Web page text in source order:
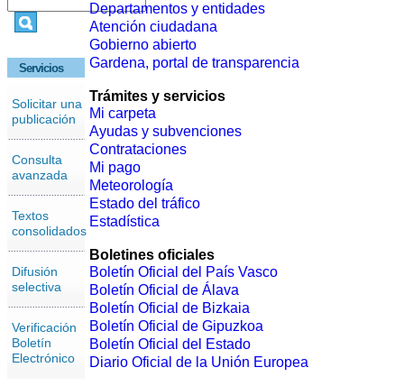
Servicios
Solicitar una
publicación
Consulta
avanzada
Textos
consolidados
Difusión
selectiva
Verificación
Boletín
Electrónico
Departamentos y entidades
Atención ciudadana
Gobierno abierto
Gardena, portal de transparencia
Trámites y servicios
Mi carpeta
Ayudas y subvenciones
Contrataciones
Mi pago
Meteorología
Estado del tráfico
Estadística
Boletines oficiales
Boletín Oficial del País Vasco
Boletín Oficial de Álava
Boletín Oficial de Bizkaia
Boletín Oficial de Gipuzkoa
Boletín Oficial del Estado
Diario Oficial de la Unión Europea